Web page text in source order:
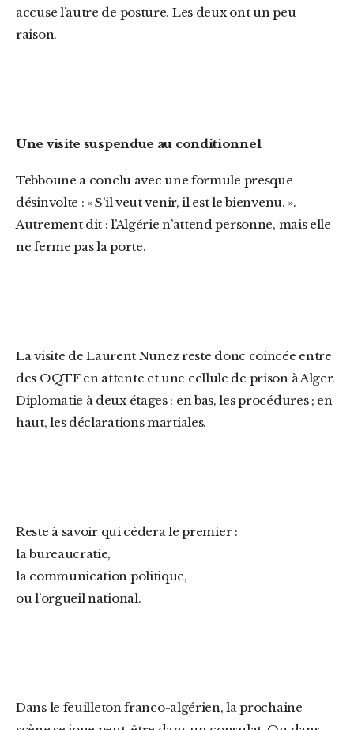
accuse l’autre de posture. Les deux ont un peu
raison.
Une visite suspendue au conditionnel
Tebboune a conclu avec une formule presque
désinvolte : « S’il veut venir, il est le bienvenu. ».
Autrement dit : l’Algérie n’attend personne, mais elle
ne ferme pas la porte.
La visite de Laurent Nuñez reste donc coincée entre
des OQTF en attente et une cellule de prison à Alger.
Diplomatie à deux étages : en bas, les procédures ; en
haut, les déclarations martiales.
Reste à savoir qui cédera le premier :
la bureaucratie,
la communication politique,
ou l’orgueil national.
Dans le feuilleton franco-algérien, la prochaine